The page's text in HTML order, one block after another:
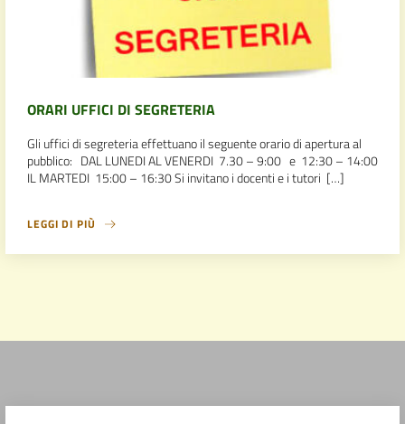
ORARI UFFICI DI SEGRETERIA
Gli uffici di segreteria effettuano il seguente orario di apertura al
pubblico: DAL LUNEDI AL VENERDI 7.30 – 9:00 e 12:30 – 14:00
IL MARTEDI 15:00 – 16:30 Si invitano i docenti e i tutori […]
LEGGI DI PIÙ